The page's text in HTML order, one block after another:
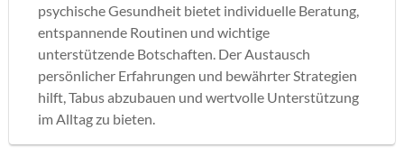
psychische Gesundheit bietet individuelle Beratung,
entspannende Routinen und wichtige
unterstützende Botschaften. Der Austausch
persönlicher Erfahrungen und bewährter Strategien
hilft, Tabus abzubauen und wertvolle Unterstützung
im Alltag zu bieten.